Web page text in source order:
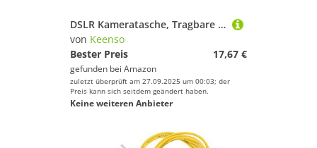
DSLR Kameratasche, Tragbare DSLR Kamera Schutzhülle Einsatz Pad Stoßfest Schutz Kameratasche Zum Fotografieren(orange) Sporttaschen
von Keenso
Bester Preis
17,67 €
gefunden bei Amazon
zuletzt überprüft am 27.09.2025 um 00:03; der
Preis kann sich seitdem geändert haben.
Keine weiteren Anbieter